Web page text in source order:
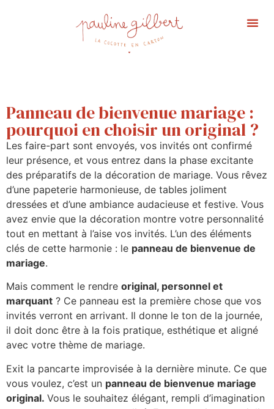
Panneau de bienvenue mariage :
pourquoi en choisir un original ?
Les faire-part sont envoyés, vos invités ont confirmé
leur présence, et vous entrez dans la phase excitante
des préparatifs de la décoration de mariage. Vous rêvez
d’une papeterie harmonieuse, de tables joliment
dressées et d’une ambiance audacieuse et festive. Vous
avez envie que la décoration montre votre personnalité
tout en mettant à l’aise vos invités. L’un des éléments
clés de cette harmonie : le panneau de bienvenue de
mariage.
Mais comment le rendre original, personnel et
marquant ? Ce panneau est la première chose que vos
invités verront en arrivant. Il donne le ton de la journée,
il doit donc être à la fois pratique, esthétique et aligné
avec votre thème de mariage.
Exit la pancarte improvisée à la dernière minute. Ce que
vous voulez, c’est un panneau de bienvenue mariage
original. Vous le souhaitez élégant, rempli d’imagination